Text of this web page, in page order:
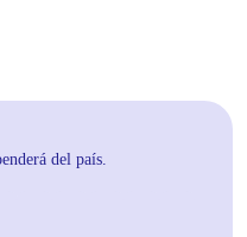
del país.